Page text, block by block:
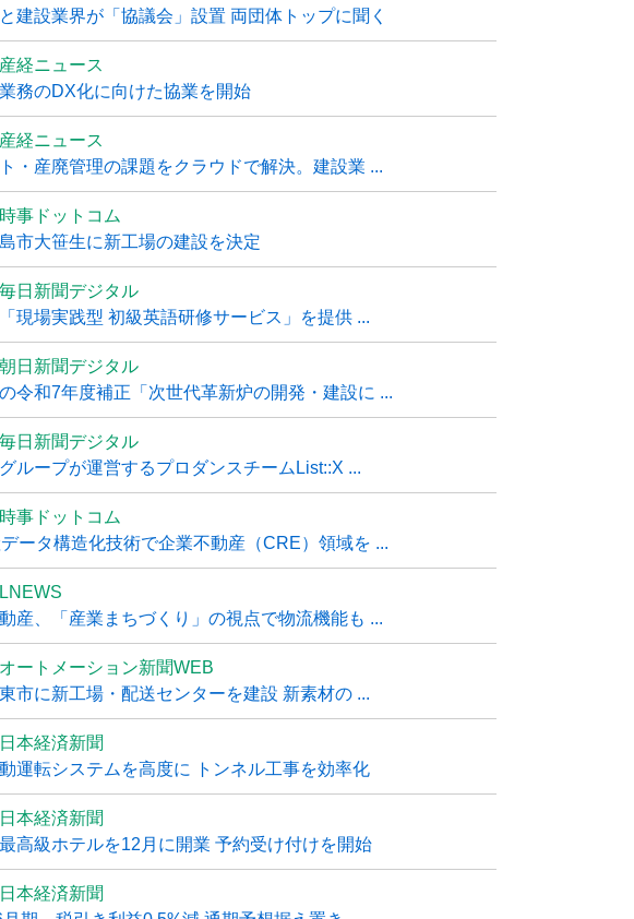
建設業界が「協議会」設置 両団体トップに聞く
産経ニュース
務のDX化に向けた協業を開始
産経ニュース
・産廃管理の課題をクラウドで解決。建設業 ...
時事ドットコム
市大笹生に新工場の建設を決定
毎日新聞デジタル
現場実践型 初級英語研修サービス」を提供 ...
朝日新聞デジタル
令和7年度補正「次世代革新炉の開発・建設に ...
毎日新聞デジタル
ループが運営するプロダンスチームList::X ...
時事ドットコム
ータ構造化技術で企業不動産（CRE）領域を ...
LNEWS
産、「産業まちづくり」の視点で物流機能も ...
オートメーション新聞WEB
市に新工場・配送センターを建設 新素材の ...
日本経済新聞
運転システムを高度に トンネル工事を効率化
日本経済新聞
高級ホテルを12月に開業 予約受け付けを開始
日本経済新聞